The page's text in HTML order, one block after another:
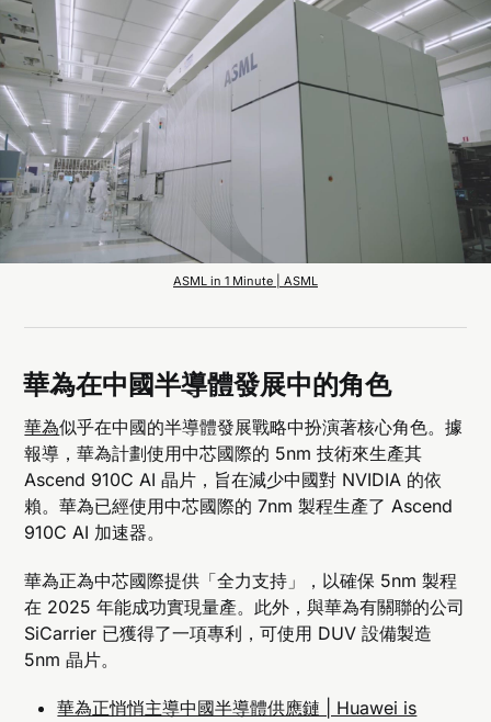
ASML in 1 Minute | ASML
華為在中國半導體發展中的角色
華為似乎在中國的半導體發展戰略中扮演著核心角色。據
報導，華為計劃使用中芯國際的 5nm 技術來生產其
Ascend 910C AI 晶片，旨在減少中國對 NVIDIA 的依
賴。華為已經使用中芯國際的 7nm 製程生產了 Ascend
910C AI 加速器。
華為正為中芯國際提供「全力支持」，以確保 5nm 製程
在 2025 年能成功實現量產。此外，與華為有關聯的公司
SiCarrier 已獲得了一項專利，可使用 DUV 設備製造
5nm 晶片。
華為正悄悄主導中國半導體供應鏈 | Huawei is